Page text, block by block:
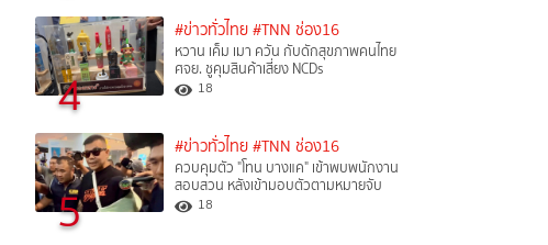
4
#ข่าวทั่วไทย #TNN ช่อง16
หวาน เค็ม เมา ควัน กับดักสุขภาพคนไทย
ศจย. ชูคุมสินค้าเสี่ยง NCDs
18
5
#ข่าวทั่วไทย #TNN ช่อง16
ควบคุมตัว "โทน บางแค" เข้าพบพนักงาน
สอบสวน หลังเข้ามอบตัวตามหมายจับ
18